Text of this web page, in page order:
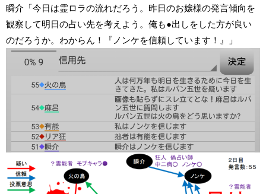
瞬介「今日は霊ロラの流れだろう。昨日のお嬢様の発言傾向を
観察して明日の占い先を考えよう。俺も●出しをした方が良い
のだろうか。わからん！『ノンケを信頼しています！』」